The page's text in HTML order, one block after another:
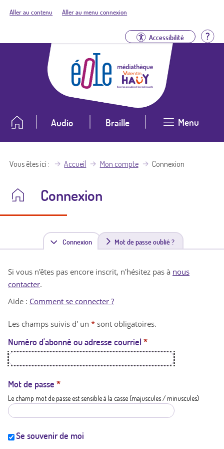
Aller au contenu Aller au menu connexion
Accessibilité
Audio Braille Menu
Vous êtes ici Accueil Mon compte Connexion
Connexion
Connexion(
n
t
a
t
i
Mot de passe oublié ?
Si vous n'êtes pas encore inscrit, n'hésitez pas à nous
contacter.
Aide : Comment se connecter ?
Les champs suivis d' un * sont obligatoires.
Numéro d'abonné ou adresse courriel *
Mot de passe *
Le champ mot de passe est sensible à la casse (majuscules / minuscules)
Se souvenir de moi